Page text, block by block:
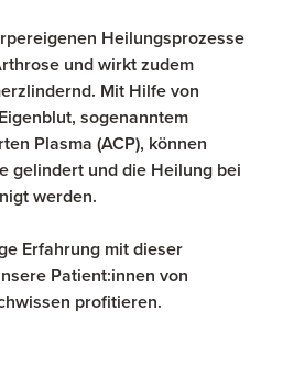
Heilungsprozesse
und wirkt zudem
Mit Hilfe von
sogenanntem
Plasma (ACP), können
gelindert und die Heilung bei
werden.
Erfahrung mit dieser
Patient:innen von
profitieren.